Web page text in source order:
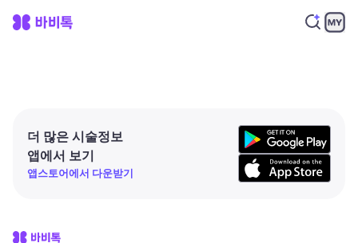
더 많은 시술정보
앱에서 보기
앱스토어에서 다운받기